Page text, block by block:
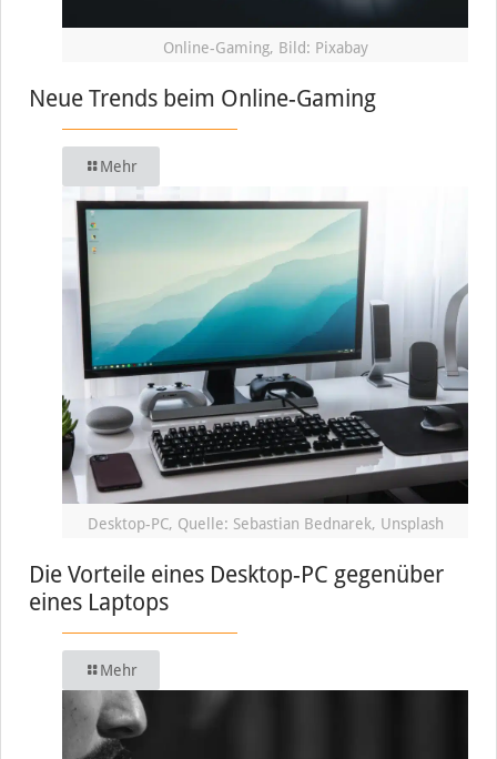
Online-Gaming, Bild: Pixabay
Neue Trends beim Online-Gaming
Mehr
Desktop-PC, Quelle: Sebastian Bednarek, Unsplash
Die Vorteile eines Desktop-PC gegenüber
eines Laptops
Mehr